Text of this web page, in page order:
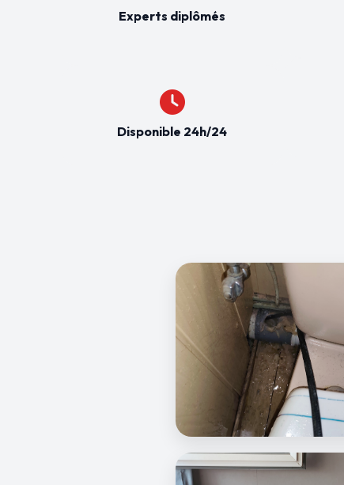
Experts diplômés
Disponible 24h/24